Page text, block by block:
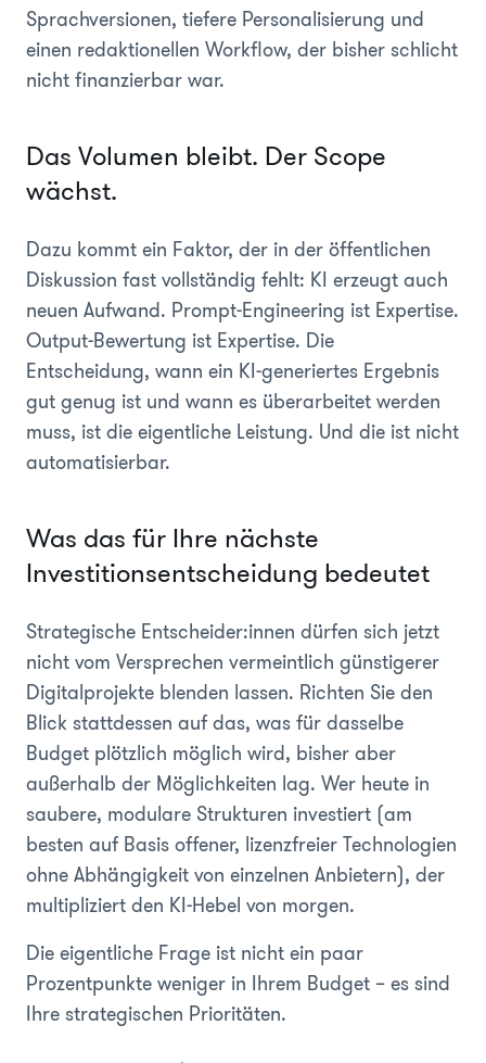
Sprachversionen, tiefere Personalisierung und
einen redaktionellen Workflow, der bisher schlicht
nicht finanzierbar war.
Das Volumen bleibt. Der Scope
wächst.
Dazu kommt ein Faktor, der in der öffentlichen
Diskussion fast vollständig fehlt: KI erzeugt auch
neuen Aufwand. Prompt-Engineering ist Expertise.
Output-Bewertung ist Expertise. Die
Entscheidung, wann ein KI-generiertes Ergebnis
gut genug ist und wann es überarbeitet werden
muss, ist die eigentliche Leistung. Und die ist nicht
automatisierbar.
Was das für Ihre nächste
Investitionsentscheidung bedeutet
Strategische Entscheider:innen dürfen sich jetzt
nicht vom Versprechen vermeintlich günstigerer
Digitalprojekte blenden lassen. Richten Sie den
Blick stattdessen auf das, was für dasselbe
Budget plötzlich möglich wird, bisher aber
außerhalb der Möglichkeiten lag. Wer heute in
saubere, modulare Strukturen investiert (am
besten auf Basis offener, lizenzfreier Technologien
ohne Abhängigkeit von einzelnen Anbietern), der
multipliziert den KI-Hebel von morgen.
Die eigentliche Frage ist nicht ein paar
Prozentpunkte weniger in Ihrem Budget – es sind
Ihre strategischen Prioritäten.